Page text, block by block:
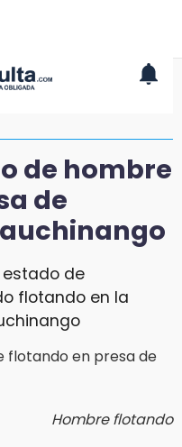
de hombre
de
estado de
flotando en la
Hombre flotando